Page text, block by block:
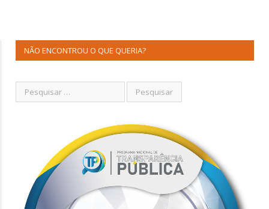
NÃO ENCONTROU O QUE QUERIA?